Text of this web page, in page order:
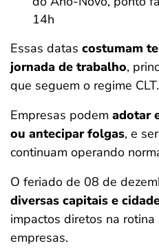
14h
Essas datas costumam
jornada de trabalho,
que seguem o regime CLT.
Empresas podem adotar
ou antecipar folgas, e
continuam operando
O feriado de 08 de
diversas capitais e
impactos diretos na
empresas.